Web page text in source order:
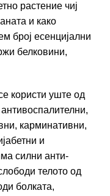
растение чиј
и како
број есенцијални
белковини,
користи уште од
карминативни,
и
силни анти-
телото од
болката,